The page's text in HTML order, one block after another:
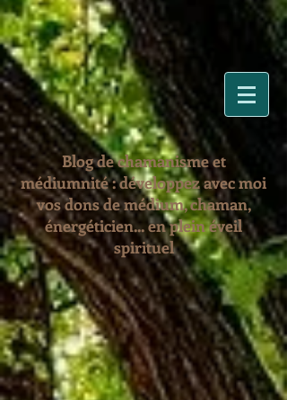
Blog de chamanisme et
médiumnité : développez avec moi
vos dons de médium, chaman,
énergéticien... en plein éveil
spirituel